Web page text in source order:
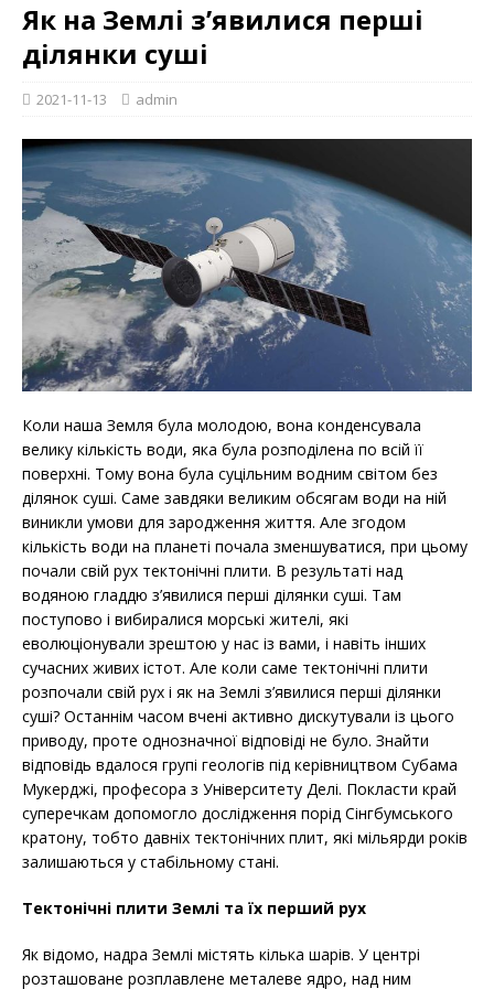
Як на Землі з’явилися перші
ділянки суші
2021-11-13 admin
Коли наша Земля була молодою, вона конденсувала
велику кількість води, яка була розподілена по всій її
поверхні. Тому вона була суцільним водним світом без
ділянок суші. Саме завдяки великим обсягам води на ній
виникли умови для зародження життя. Але згодом
кількість води на планеті почала зменшуватися, при цьому
почали свій рух тектонічні плити. В результаті над
водяною гладдю з’явилися перші ділянки суші. Там
поступово і вибиралися морські жителі, які
еволюціонували зрештою у нас із вами, і навіть інших
сучасних живих істот. Але коли саме тектонічні плити
розпочали свій рух і як на Землі з’явилися перші ділянки
суші? Останнім часом вчені активно дискутували із цього
приводу, проте однозначної відповіді не було. Знайти
відповідь вдалося групі геологів під керівництвом Субама
Мукерджі, професора з Університету Делі. Покласти край
суперечкам допомогло дослідження порід Сінгбумського
кратону, тобто давніх тектонічних плит, які мільярди років
залишаються у стабільному стані.
Тектонічні плити Землі та їх перший рух
Як відомо, надра Землі містять кілька шарів. У центрі
розташоване розплавлене металеве ядро, над ним